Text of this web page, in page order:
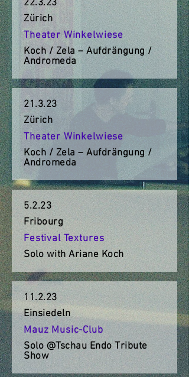
22.3.23
Zürich
Theater Winkelwiese
Koch / Zela – Aufdrängung /
Andromeda
21.3.23
Zürich
Theater Winkelwiese
Koch / Zela – Aufdrängung /
Andromeda
5.2.23
Fribourg
Festival Textures
Solo with Ariane Koch
11.2.23
Einsiedeln
Mauz Music-Club
Solo @Tschau Endo Tribute
Show